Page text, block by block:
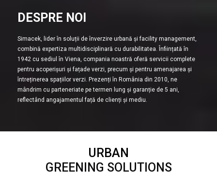
DESPRE NOI
Simacek, lider în soluții de înverzire urbană și facility management,
combină expertiza multidisciplinară cu durabilitatea. Înființată în
1942 cu sediul în Viena, compania noastră oferă servicii complete
pentru acoperișuri și fațade verzi, precum și pentru amenajarea și
întreținerea spațiilor verzi. Prezenți în România din 2010, ne
mândrim cu parteneriate pe termen lung și garanție de 5 ani,
reflectând angajamentul față de clienți și mediu.
URBAN
GREENING SOLUTIONS